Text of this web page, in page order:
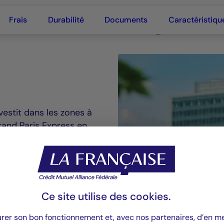
Frais Durabilité Documents
by La Française
dans les zones à
Paris Express en
modernes et
Ce site utilise des cookies.
son bon fonctionnement et, avec nos partenaires, d’en